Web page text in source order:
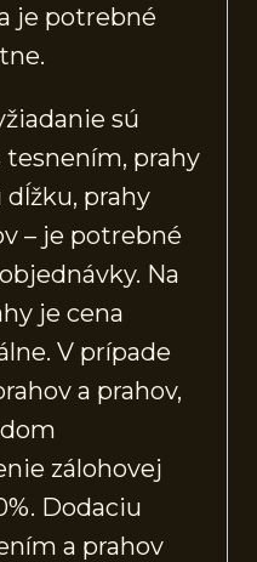
je potrebné
sú
tesnením, prahy
dĺžku, prahy
– je potrebné
Na
je cena
V prípade
a prahov,
zálohovej
Dodaciu
a prahov